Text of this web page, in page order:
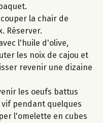
la chair de
Réserver.
l'huile d'olive,
les noix de cajou et
revenir une dizaine
les oeufs battus
pendant quelques
l'omelette en cubes